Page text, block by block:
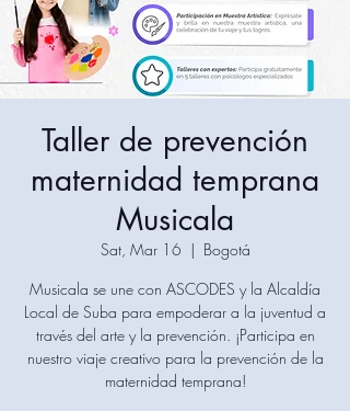
Taller de prevención
maternidad temprana
Musicala
Sat, Mar 16
  |
Bogotá
Musicala se une con ASCODES y la Alcaldía
Local de Suba para empoderar a la juventud a
través del arte y la prevención. ¡Participa en
nuestro viaje creativo para la prevención de la
maternidad temprana!